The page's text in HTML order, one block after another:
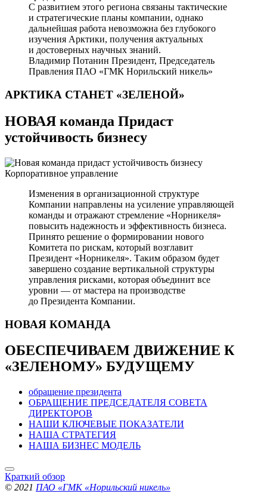
С развитием этого региона связаны тактические
и стратегические планы компании, однако
дальнейшая работа невозможна без глубокого
изучения Арктики, получения актуальных
и достоверных научных знаний.
Владимир Потанин Президент, Председатель
Правления ПАО «ГМК Норильский никель»
АРКТИКА СТАНЕТ «ЗЕЛЕНОЙ»
НОВАЯ команда Придаст
устойчивость бизнесу
Корпоративное управление
Изменения в организационной структуре
Компании направлены на усиление управляющей
команды и отражают стремление «Норникеля»
повысить надежность и эффективность бизнеса.
Принято решение о формировании нового
Комитета по рискам, который возглавит
Президент «Норникеля». Таким образом будет
завершено создание вертикальной структуры
управления рисками, которая объединит все
уровни — от мастера на производстве
до Президента Компании.
НОВАЯ КОМАНДА
ОБЕСПЕЧИВАЕМ ДВИЖЕНИЕ К
«ЗЕЛЕНОМУ» БУДУЩЕМУ
обращение президента
ОБРАЩЕНИЕ ПРЕДСЕДАТЕЛЯ СОВЕТА
ДИРЕКТОРОВ
НАШИ КЛЮЧЕВЫЕ ПОКАЗАТЕЛИ
НАША СТРАТЕГИЯ
НАША БИЗНЕС МОДЕЛЬ
Краткий обзор
© 2021 ПАО «ГМК «Норильский никель»